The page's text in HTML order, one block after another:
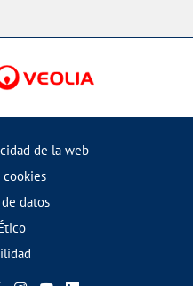
de la web
cookies
datos